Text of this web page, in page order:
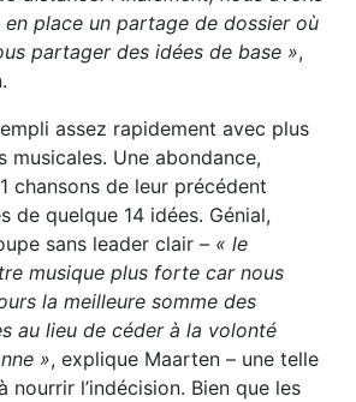
place un partage de dossier où
partager des idées de base »,
assez rapidement avec plus
musicales. Une abondance,
chansons de leur précédent
de quelque 14 idées. Génial,
sans leader clair – « le
musique plus forte car nous
la meilleure somme des
au lieu de céder à la volonté
», explique Maarten – une telle
nourrir l’indécision. Bien que les